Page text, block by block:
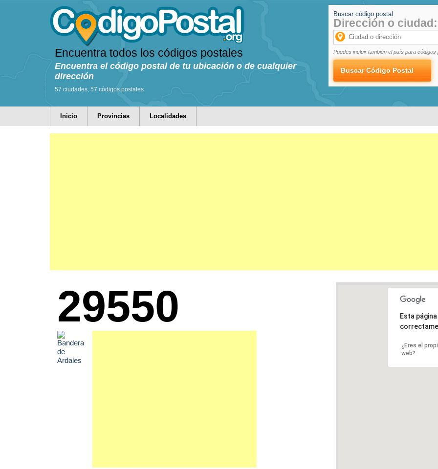
Encuentra todos los códigos postales
Encuentra el código postal de tu ubicación o de cualquier
dirección
57 ciudades, 57 códigos postales
Buscar código postal
Dirección o ciudad:
Puedes incluir también el país para
Inicio Provincias Localidades
29550
Esta
¿Eres el
web?